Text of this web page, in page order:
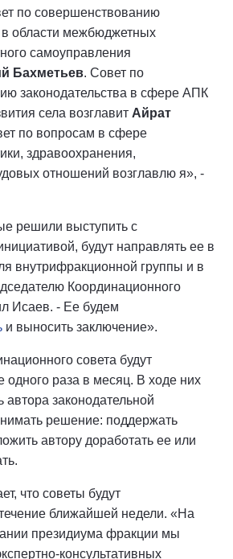
по совершенствованию
в области межбюджетных
самоуправления
Бахметьев. Совет по
законодательства в сфере АПК
села возглавит Айрат
по вопросам в сфере
здравоохранения,
отношений возглавлю я», -
решили выступить с
будут направлять ее в
внутрифракционной группы и в
Координационного
Исаев. - Ее будем
и выносить заключение».
совета будут
одного раза в месяц. В ходе них
автора законодательной
решение: поддержать
автору доработать ее или
что советы будут
ближайшей недели. «На
президиума фракции мы
консультативных